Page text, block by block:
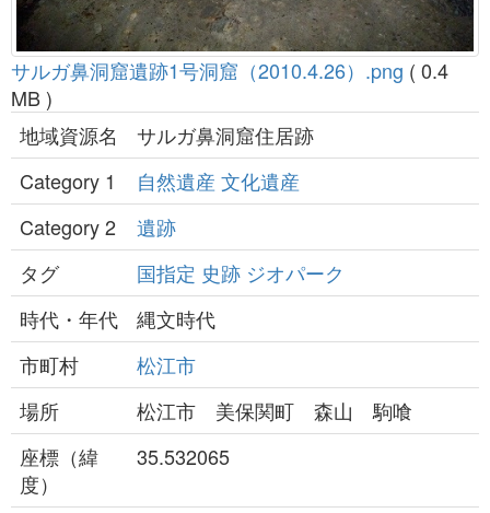
サルガ鼻洞窟遺跡1号洞窟（2010.4.26）.png ( 0.4
MB )
地域資源名
サルガ鼻洞窟住居跡
Category 1
自然遺産 文化遺産
Category 2
遺跡
タグ
国指定 史跡 ジオパーク
時代・年代
縄文時代
市町村
松江市
場所
松江市 美保関町 森山 駒喰
座標（緯
度）
35.532065